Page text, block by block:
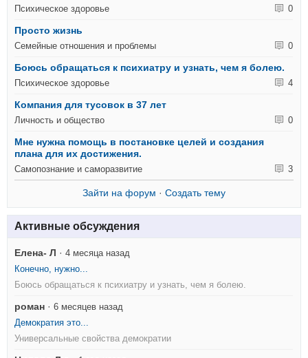
Психическое здоровье 0
Просто жизнь
Семейные отношения и проблемы 0
Боюсь обращаться к психиатру и узнать, чем я болею.
Психическое здоровье 4
Компания для тусовок в 37 лет
Личность и общество 0
Мне нужна помощь в постановке целей и создания
плана для их достижения.
Самопознание и саморазвитие 3
Зайти на форум · Создать тему
Активные обсуждения
Елена- Л ·4 месяца назад
Конечно, нужно...
Боюсь обращаться к психиатру и узнать, чем я болею.
роман ·6 месяцев назад
Демократия это...
Универсальные свойства демократии